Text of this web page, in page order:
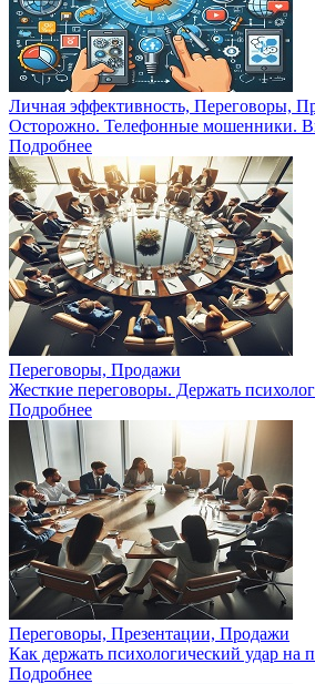
Личная эффективность, Переговоры,
Осторожно. Телефонные мошенники.
Подробнее
Переговоры, Продажи
Жесткие переговоры. Держать
Подробнее
Переговоры, Презентации, Продажи
Как держать психологический удар на
Подробнее